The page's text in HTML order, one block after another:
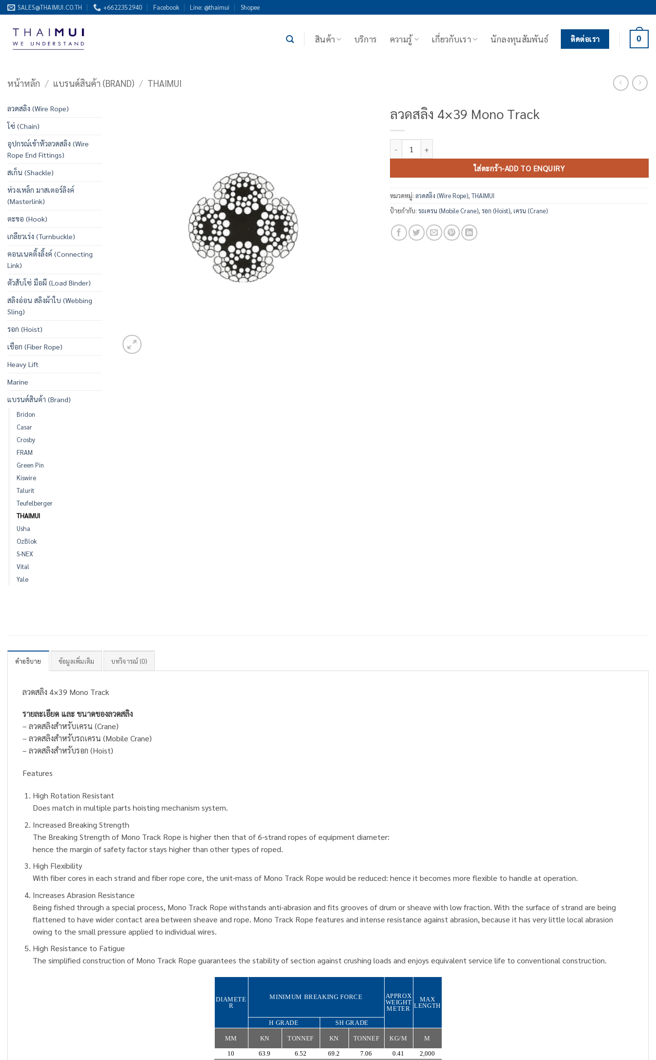
ข้าม
ไป
เนื้อหา
SALES@THAIMUI.CO.TH +6622352940 Facebook Line: @thaimui Shopee
สินค้า บริการ ความรู้ เกี่ยวกับเรา นักลงทุนสัมพันธ์ ติดต่อเรา 0
หน้าหลัก / แบรนด์สินค้า (BRAND) / THAIMUI
ลวดสลิง (Wire Rope)
โซ่ (Chain)
อุปกรณ์เข้าหัวลวดสลิง (Wire
Rope End Fittings)
สเก็น (Shackle)
ห่วงเหล็ก มาสเตอร์ลิงค์
(Masterlink)
ตะขอ (Hook)
เกลียวเร่ง (Turnbuckle)
คอนเนคติ้งลิ้งค์ (Connecting
Link)
ตัวสับโซ่ มือผี (Load Binder)
สลิงอ่อน สลิงผ้าใบ (Webbing
Sling)
รอก (Hoist)
เชือก (Fiber Rope)
Heavy Lift
Marine
แบรนด์สินค้า (Brand)
Bridon
Casar
Crosby
FRAM
Green Pin
Kiswire
Talurit
Teufelberger
THAIMUI
Usha
OzBlok
S-NEX
Vital
Yale
ลวดสลิง 4×39 Mono Track
ใส่ตะกร้า-ADD TO ENQUIRY
หมวดหมู่: ลวดสลิง (Wire Rope), THAIMUI
ป้ายกำกับ: รถเครน (Mobile Crane), รอก (Hoist), เครน (Crane)
คำอธิบาย ข้อมูลเพิ่มเติม บทวิจารณ์ (0)
ลวดสลิง 4×39 Mono Track
รายละเอียด และ ขนาดของลวดสลิง
– ลวดสลิงสำหรับเครน (Crane)
– ลวดสลิงสำหรับรถเครน (Mobile Crane)
– ลวดสลิงสำหรับรอก (Hoist)
Features
High Rotation Resistant
Does match in multiple parts hoisting mechanism system.
Increased Breaking Strength
The Breaking Strength of Mono Track Rope is higher then that of 6-strand ropes of equipment diameter:
hence the margin of safety factor stays higher than other types of roped.
High Flexibility
With fiber cores in each strand and fiber rope core, the unit-mass of Mono Track Rope would be reduced: hence it becomes more flexible to handle at operation.
Increases Abrasion Resistance
Being fished through a special process, Mono Track Rope withstands anti-abrasion and fits grooves of drum or sheave with low fraction. With the surface of strand are being
flattened to have wider contact area between sheave and rope. Mono Track Rope features and intense resistance against abrasion, because it has very little local abrasion
owing to the small pressure applied to individual wires.
High Resistance to Fatigue
The simplified construction of Mono Track Rope guarantees the stability of section against crushing loads and enjoys equivalent service life to conventional construction.
DIAMETE
R
MINIMUM BREAKING FORCE
APPROX
WEIGHT
METER
MAX
LENGTH
H GRADE SH GRADE
MM KN TONNEF KN TONNEF KG/M M
10 63.9 6.52 69.2 7.06 0.41
2,000